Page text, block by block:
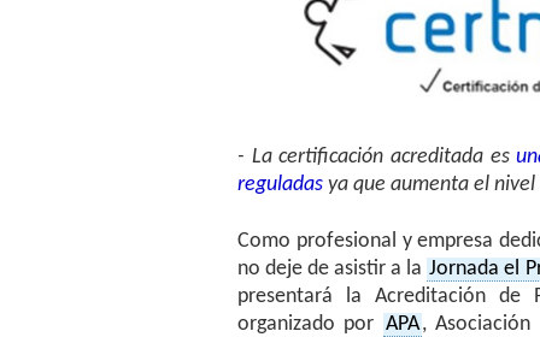
- La certificación acreditada es
reguladas ya que aumenta el
Como profesional y empresa
no deje de asistir a la Jornada el
presentará la Acreditación de
organizado por APA,